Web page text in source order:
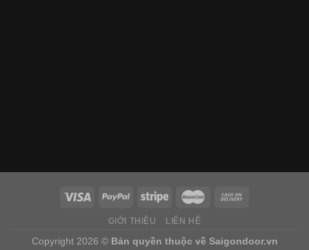
GIỚI THIỆU LIÊN HỆ
Copyright 2026 © Bản quyền thuộc về Saigondoor.vn